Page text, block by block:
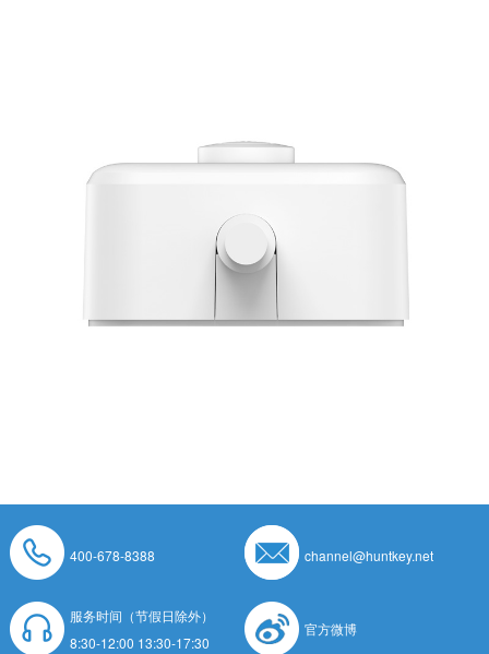
400-678-8388 channel@huntkey.net
服务时间（节假日除外）
8:30-12:00 13:30-17:30
官方微博